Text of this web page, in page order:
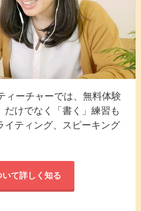
ィーチャーでは、無料体験
だけでなく「書く」練習も
イティング、スピーキング
て詳しく知る